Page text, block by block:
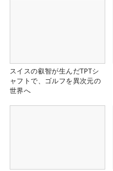
スイスの叡智が生んだTPTシ
ャフトで、ゴルフを異次元の
世界へ